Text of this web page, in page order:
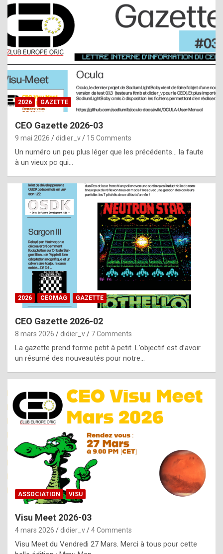
s
t
a
s
i
e
f
o
m
m
a
y
b
e
b
y
g
e
n
u
i
n
e
R
o
p
l
2026 GAZETTE
CEO Gazette 2026-03
9 mai 2026 didier_v 15 Comments
Un numéro un peu plus léger que les précédents… la faute
à un vieux pc qui…
2026 CEOMAG GAZETTE
CEO Gazette 2026-02
8 mars 2026 didier_v 7 Comments
La gazette prend forme petit à petit. L’objectif est d’avoir
un résumé des nouveautés pour notre…
ASSOCIATION VISU
Visu Meet 2026-03
4 mars 2026 didier_v 4 Comments
Visu Meet du Vendredi 27 Mars. Merci à tous pour cette